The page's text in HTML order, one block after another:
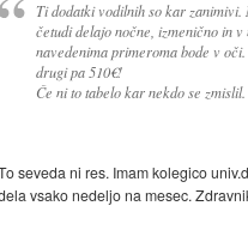
Ti dodatki vodilnih so kar
četudi delajo nočne, izmenično in
navedenima primeroma bode v
drugi pa 510€!
Če ni to tabelo kar nekdo se zmislil.
seveda ni res. Imam kolegico
vsako nedeljo na mesec.